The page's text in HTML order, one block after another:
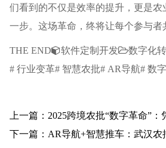
们看到的不仅是效率的提升，更是
一步。这场革命，终将让每个参与者
THE END 软件定制开发
数字化
# 行业变革# 智慧农批# AR导航# 数